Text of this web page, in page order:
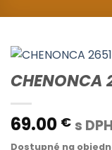
CHENONCA
69.00 € s DPH
Dostupné na